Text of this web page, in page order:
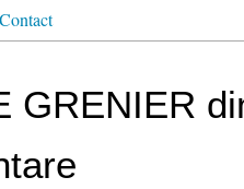
Contact
GRENIER